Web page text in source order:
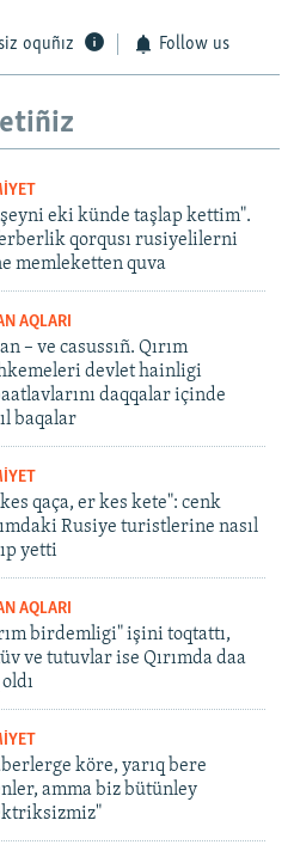
oquñız Follow us
eki künde taşlap kettim".
qorqusı rusiyelilerni
memleketten quva
AQLARI
– ve casussıñ. Qırım
devlet hainligi
daqqalar içinde
baqalar
qaça, er kes kete": cenk
Rusiye turistlerine nasıl
yetti
AQLARI
birdemligi" işini toqtattı,
ve tutuvlar ise Qırımda daa
köre, yarıq bere
amma biz bütünley